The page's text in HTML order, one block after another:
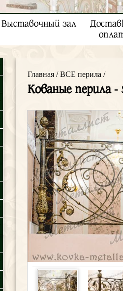
Выставочный зал
Главная/ВСЕ перила /
Кованые перила